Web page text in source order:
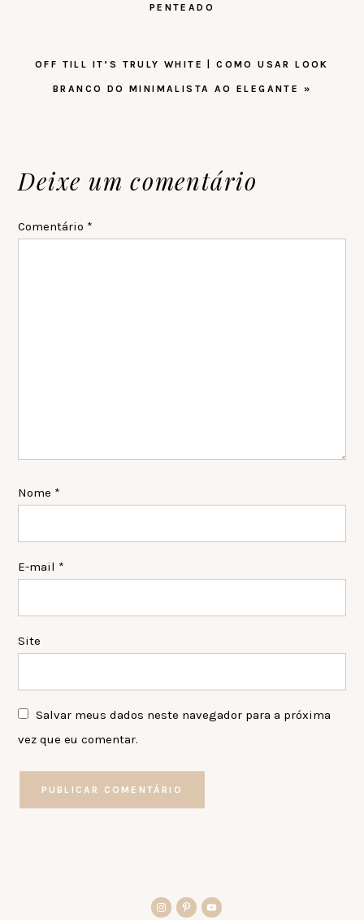
PENTEADO
PRÓXIMO
OFF TILL IT’S TRULY WHITE | COMO USAR LOOK
BRANCO DO MINIMALISTA AO ELEGANTE »
Reader
Deixe um comentário
Comentário *
Nome *
E-mail *
Site
Salvar meus dados neste navegador para a próxima
vez que eu comentar.